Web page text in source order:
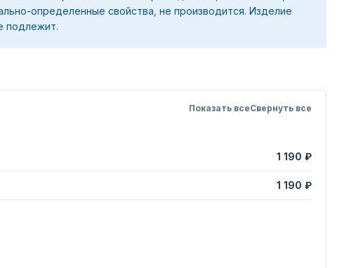
определенные свойства, не производится. Изделие
подлежит.
Показать всеСвернуть все
1 190 ₽
1 190 ₽